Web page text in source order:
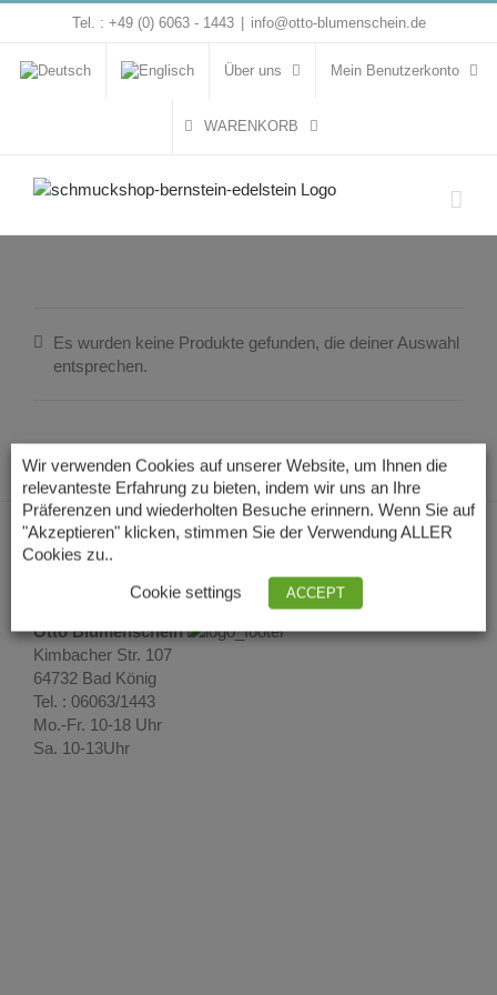
springen
Tel. : +49 (0) 6063 - 1443 info@otto-blumenschein.de
Über uns Mein Benutzerkonto
WARENKORB
Es wurden keine Produkte gefunden, die deiner Auswahl
entsprechen.
Otto Blumenschein
Kimbacher Str. 107
64732 Bad König
Tel. : 06063/1443
Mo.-Fr. 10-18 Uhr
Sa. 10-13Uhr
Wir verwenden Cookies auf unserer Website, um Ihnen die
relevanteste Erfahrung zu bieten, indem wir uns an Ihre
Präferenzen und wiederholten Besuche erinnern. Wenn Sie auf
"Akzeptieren" klicken, stimmen Sie der Verwendung ALLER
Cookies zu..
Cookie settings ACCEPT